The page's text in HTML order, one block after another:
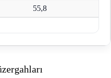
55,8